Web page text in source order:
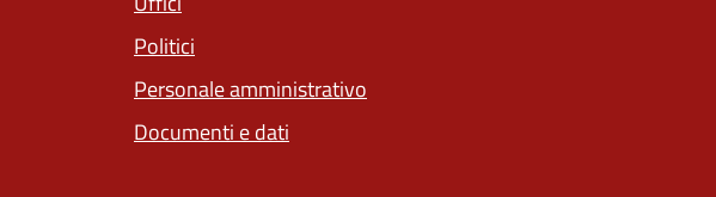
Politici
Personale amministrativo
Documenti e dati